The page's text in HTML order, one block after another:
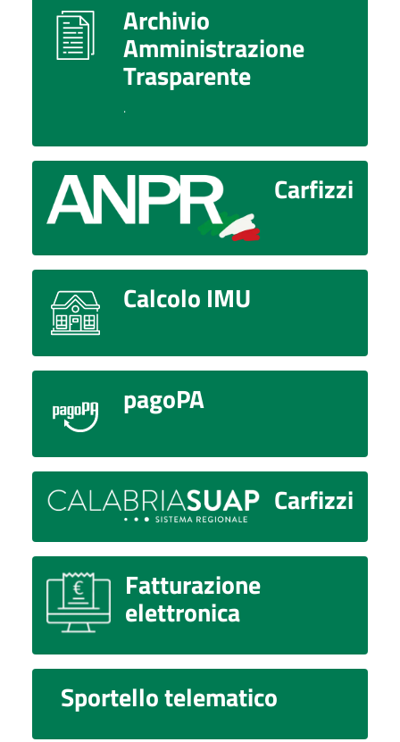
Archivio
Amministrazione
Trasparente
.
Carfizzi
Calcolo IMU
pagoPA
Carfizzi
Fatturazione
elettronica
Sportello telematico